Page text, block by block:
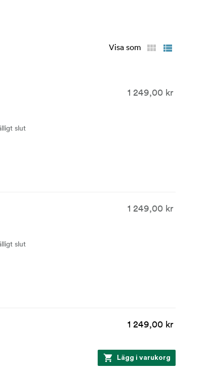
Visa som
1 249,00 kr
slut
1 249,00 kr
slut
1 249,00 kr
Lägg i varukorg